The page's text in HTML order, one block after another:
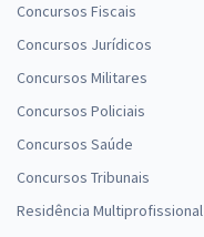
Concursos Fiscais
Concursos Jurídicos
Concursos Militares
Concursos Policiais
Concursos Saúde
Concursos Tribunais
Residência Multiprofissional